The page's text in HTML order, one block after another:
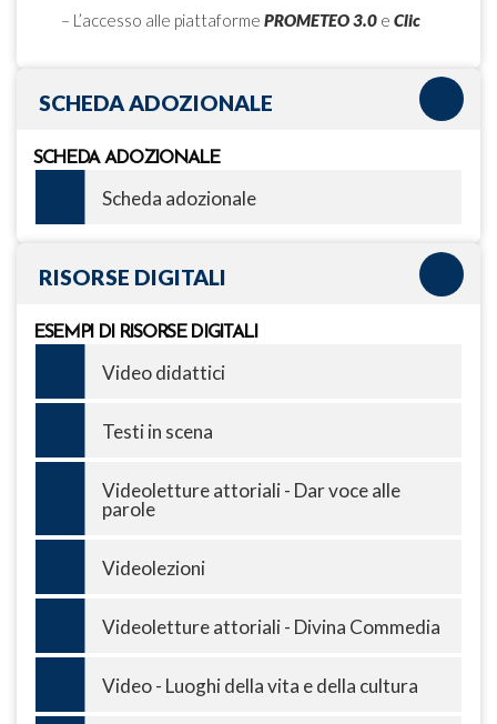
– L’accesso alle piattaforme PROMETEO 3.0 e Clic
SCHEDA ADOZIONALE
SCHEDA ADOZIONALE
Scheda adozionale
RISORSE DIGITALI
ESEMPI DI RISORSE DIGITALI
Video didattici
Testi in scena
Videoletture attoriali - Dar voce alle
parole
Videolezioni
Videoletture attoriali - Divina Commedia
Video - Luoghi della vita e della cultura